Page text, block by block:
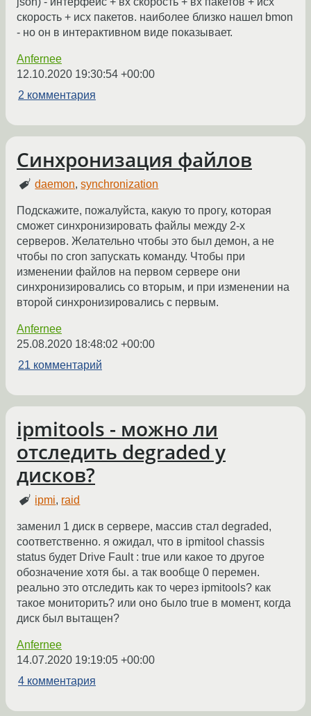
скорость + исх пакетов. наиболее близко нашел bmon
- но он в интерактивном виде показывает.
Anfernee
12.10.2020 19:30:54 +00:00
2 комментария
Синхронизация файлов
daemon,synchronization
Подскажите, пожалуйста, какую то прогу, которая
сможет синхронизировать файлы между 2-х
серверов. Желательно чтобы это был демон, а не
чтобы по cron запускать команду. Чтобы при
изменении файлов на первом сервере они
синхронизировались со вторым, и при изменении на
второй синхронизировались с первым.
Anfernee
25.08.2020 18:48:02 +00:00
21 комментарий
ipmitools - можно ли
отследить degraded у
дисков?
ipmi, raid
заменил 1 диск в сервере, массив стал degraded,
соответственно. я ожидал, что в ipmitool chassis
status будет Drive Fault : true или какое то другое
обозначение хотя бы. а так вообще 0 перемен.
реально это отследить как то через ipmitools? как
такое мониторить? или оно было true в момент, когда
диск был вытащен?
Anfernee
14.07.2020 19:19:05 +00:00
4 комментария